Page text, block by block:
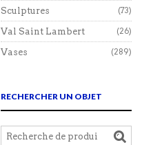
Sculptures (73)
Val Saint Lambert (26)
Vases (289)
RECHERCHER UN OBJET